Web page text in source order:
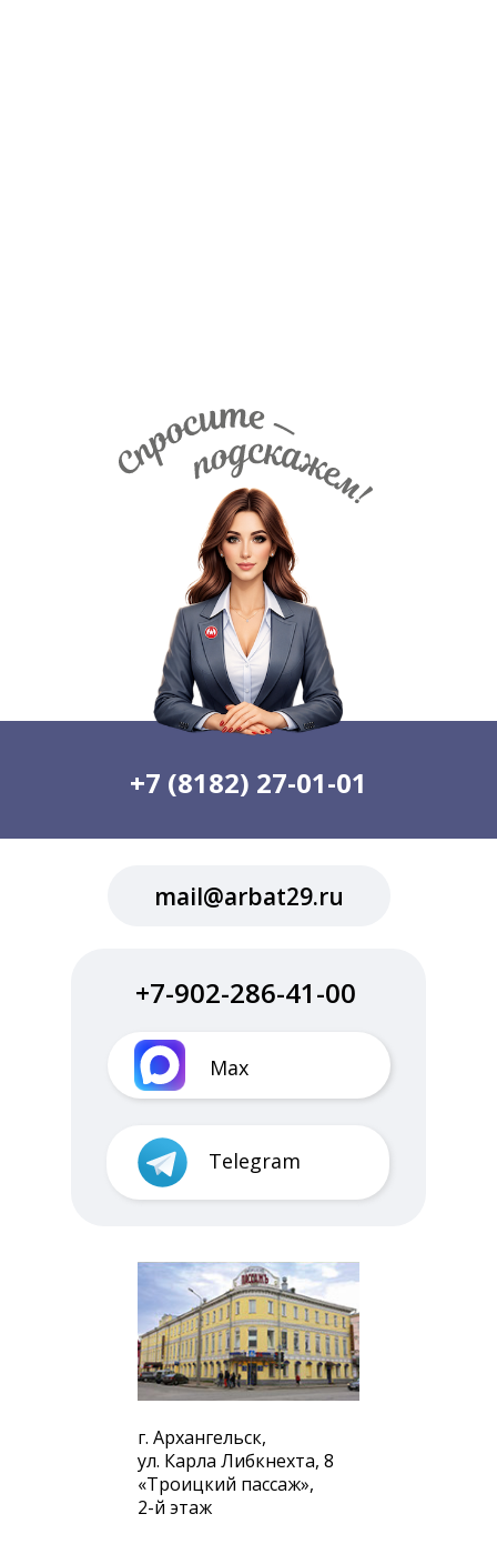
mail@arbat29.ru
+7 (8182) 27-01-01
Max
+7-902-286-41-00
Telegram
г. Архангельск,
ул. Карла Либкнехта, 8
«Троицкий пассаж»,
2-й этаж